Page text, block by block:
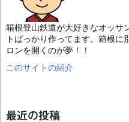
箱根登山鉄道が大好きなオッサ
トばっかり作ってます。箱根
ロンを開くのが夢！！
このサイトの紹介
最近の投稿